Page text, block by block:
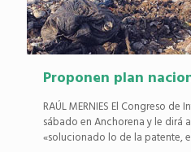
Proponen plan
RAÚL MERNIES El Congreso de
sábado en Anchorena y le dirá
«solucionado lo de la patente,